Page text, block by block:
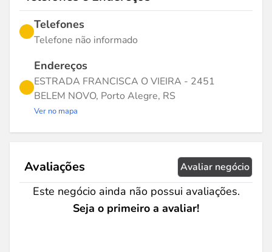
Telefones
Telefone não informado
Endereços
ESTRADA FRANCISCA O VIEIRA - 2451
BELEM NOVO, Porto Alegre, RS
Ver no mapa
Avaliações Avaliar negócio
Este negócio ainda não possui avaliações.
Seja o primeiro a avaliar!